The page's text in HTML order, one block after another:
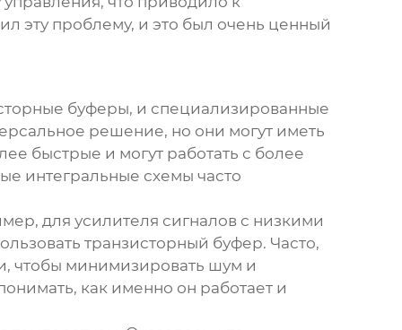
эту проблему, и это был очень ценный
буферы, и специализированные
решение, но они могут иметь
быстрые и могут работать с более
интегральные схемы часто
для усилителя сигналов с низкими
транзисторный буфер. Часто,
чтобы минимизировать шум и
как именно он работает и